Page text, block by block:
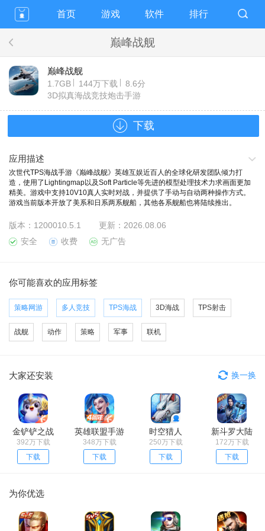
首页 游戏 软件 排行
巅峰战舰
巅峰战舰
1.7GB 144万下载
8.6分
3D拟真海战竞技炮击手游
下载
应用描述
次世代TPS海战手游《巅峰战舰》英雄互娱近百人的全球化研发团队倾力打
造，使用了Lightingmap以及Soft Particle等先进的模型处理技术力求画面更加
精美。游戏中支持10V10真人实时对战，并提供了手动与自动两种操作方式。
游戏当前版本开放了美系和日系两系舰船，其他各系舰船也将陆续推出。
版本： 1200010.5.1 更新： 2026.08.06
安全
收费 无广告
你可能喜欢的应用标签
策略网游 多人竞技 TPS海战 3D海战 TPS射击
战舰 动作 策略 军事 联机
大家还安装 换一换
金铲铲之战
392万下载
下载
英雄联盟手游
348万下载
下载
时空猎人
250万下载
下载
新斗罗大陆
172万下载
下载
为你优选